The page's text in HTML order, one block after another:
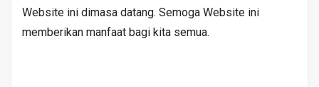
Website ini dimasa datang. Semoga Website ini
memberikan manfaat bagi kita semua.